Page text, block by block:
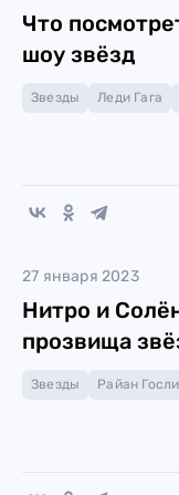
Что
шоу звёзд
Звезды Леди Гага
27 января 2023
Нитро и
прозвища
Звезды Райан